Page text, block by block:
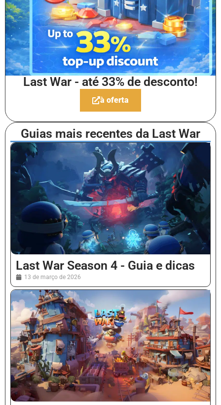
Last War - até 33% de desconto!
à oferta
Guias mais recentes da Last War
Last War Season 4 - Guia e dicas
13 de março de 2026